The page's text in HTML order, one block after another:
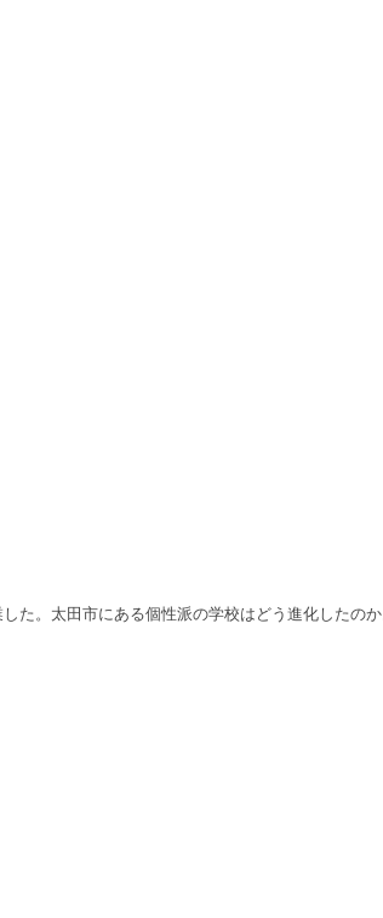
た。太田市にある個性派の学校はどう進化したの